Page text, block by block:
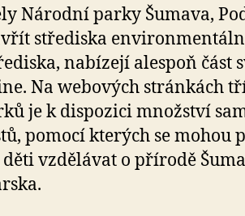
Národní parky Šumava,
střediska
nabízejí alespoň část
Na webových stránkách
je k dispozici množství
pomocí kterých se mohou
vzdělávat o přírodě